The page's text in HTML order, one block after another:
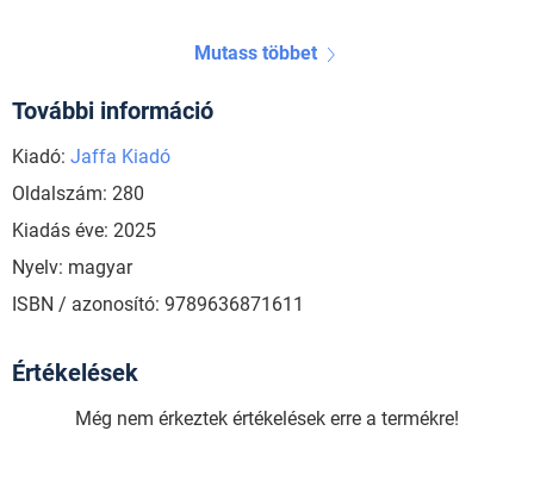
Mutass többet
További információ
Kiadó: Jaffa Kiadó
Oldalszám: 280
Kiadás éve: 2025
Nyelv: magyar
ISBN / azonosító: 9789636871611
Értékelések
Még nem érkeztek értékelések erre a termékre!